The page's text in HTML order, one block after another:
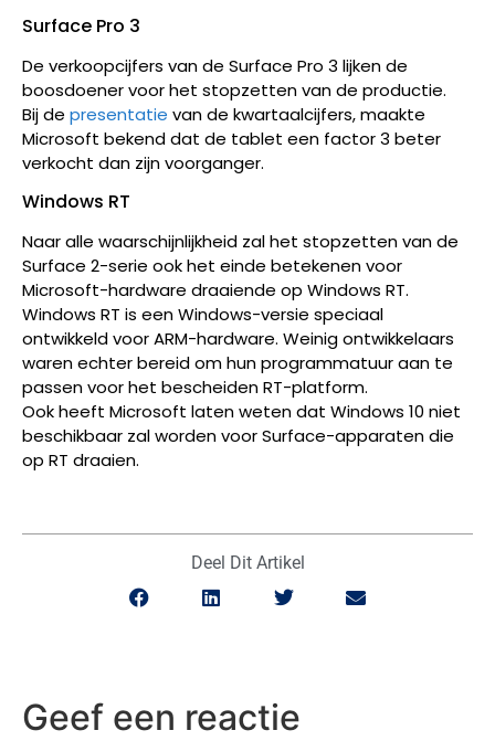
Surface Pro 3
De verkoopcijfers van de Surface Pro 3 lijken de
boosdoener voor het stopzetten van de productie.
Bij de presentatie van de kwartaalcijfers, maakte
Microsoft bekend dat de tablet een factor 3 beter
verkocht dan zijn voorganger.
Windows RT
Naar alle waarschijnlijkheid zal het stopzetten van de
Surface 2-serie ook het einde betekenen voor
Microsoft-hardware draaiende op Windows RT.
Windows RT is een Windows-versie speciaal
ontwikkeld voor ARM-hardware. Weinig ontwikkelaars
waren echter bereid om hun programmatuur aan te
passen voor het bescheiden RT-platform.
Ook heeft Microsoft laten weten dat Windows 10 niet
beschikbaar zal worden voor Surface-apparaten die
op RT draaien.
Deel Dit Artikel
Geef een reactie